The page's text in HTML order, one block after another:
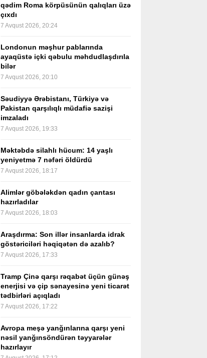
qədim Roma körpüsünün qalıqları üzə
çıxdı
7 Avqust 2026, 20:24
Londonun məşhur pablarında
ayaqüstə içki qəbulu məhdudlaşdırıla
bilər
7 Avqust 2026, 20:10
Səudiyyə Ərəbistanı, Türkiyə və
Pakistan qarşılıqlı müdafiə sazişi
imzaladı
7 Avqust 2026, 19:33
Məktəbdə silahlı hücum: 14 yaşlı
yeniyetmə 7 nəfəri öldürdü
7 Avqust 2026, 18:17
Alimlər göbələkdən qadın çantası
hazırladılar
7 Avqust 2026, 18:03
Araşdırma: Son illər insanlarda idrak
göstəriciləri həqiqətən də azalıb?
7 Avqust 2026, 17:33
Tramp Çinə qarşı rəqabət üçün günəş
enerjisi və çip sənayesinə yeni ticarət
tədbirləri açıqladı
7 Avqust 2026, 17:22
Avropa meşə yanğınlarına qarşı yeni
nəsil yanğınsöndürən təyyarələr
hazırlayır